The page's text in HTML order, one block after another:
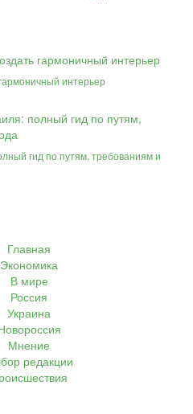
интерьер
гид по путям, требованиям и
Главная
Экономика
В мире
Россия
Украина
Мнение
редакции